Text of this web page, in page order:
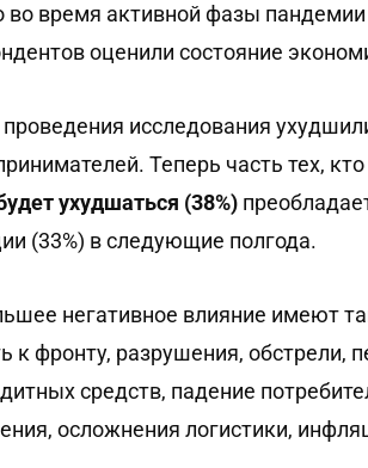
во время активной фазы
оценили состояние
исследования
Теперь часть тех, кто
ухудшаться (38%)
(33%) в следующие полгода.
негативное влияние имеют
к фронту, разрушения, обстрели,
средств, падение
осложнения логистики,